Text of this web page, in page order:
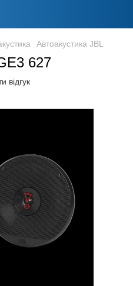
Автоакустика JBL
627
відгук